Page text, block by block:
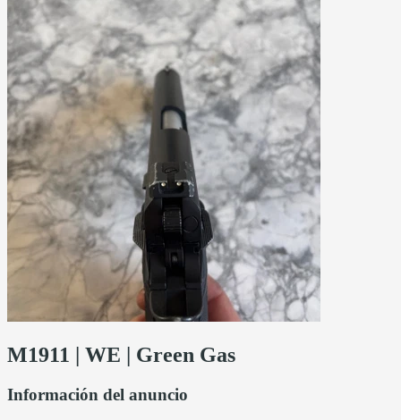
M1911 | WE | Green Gas
Información del anuncio